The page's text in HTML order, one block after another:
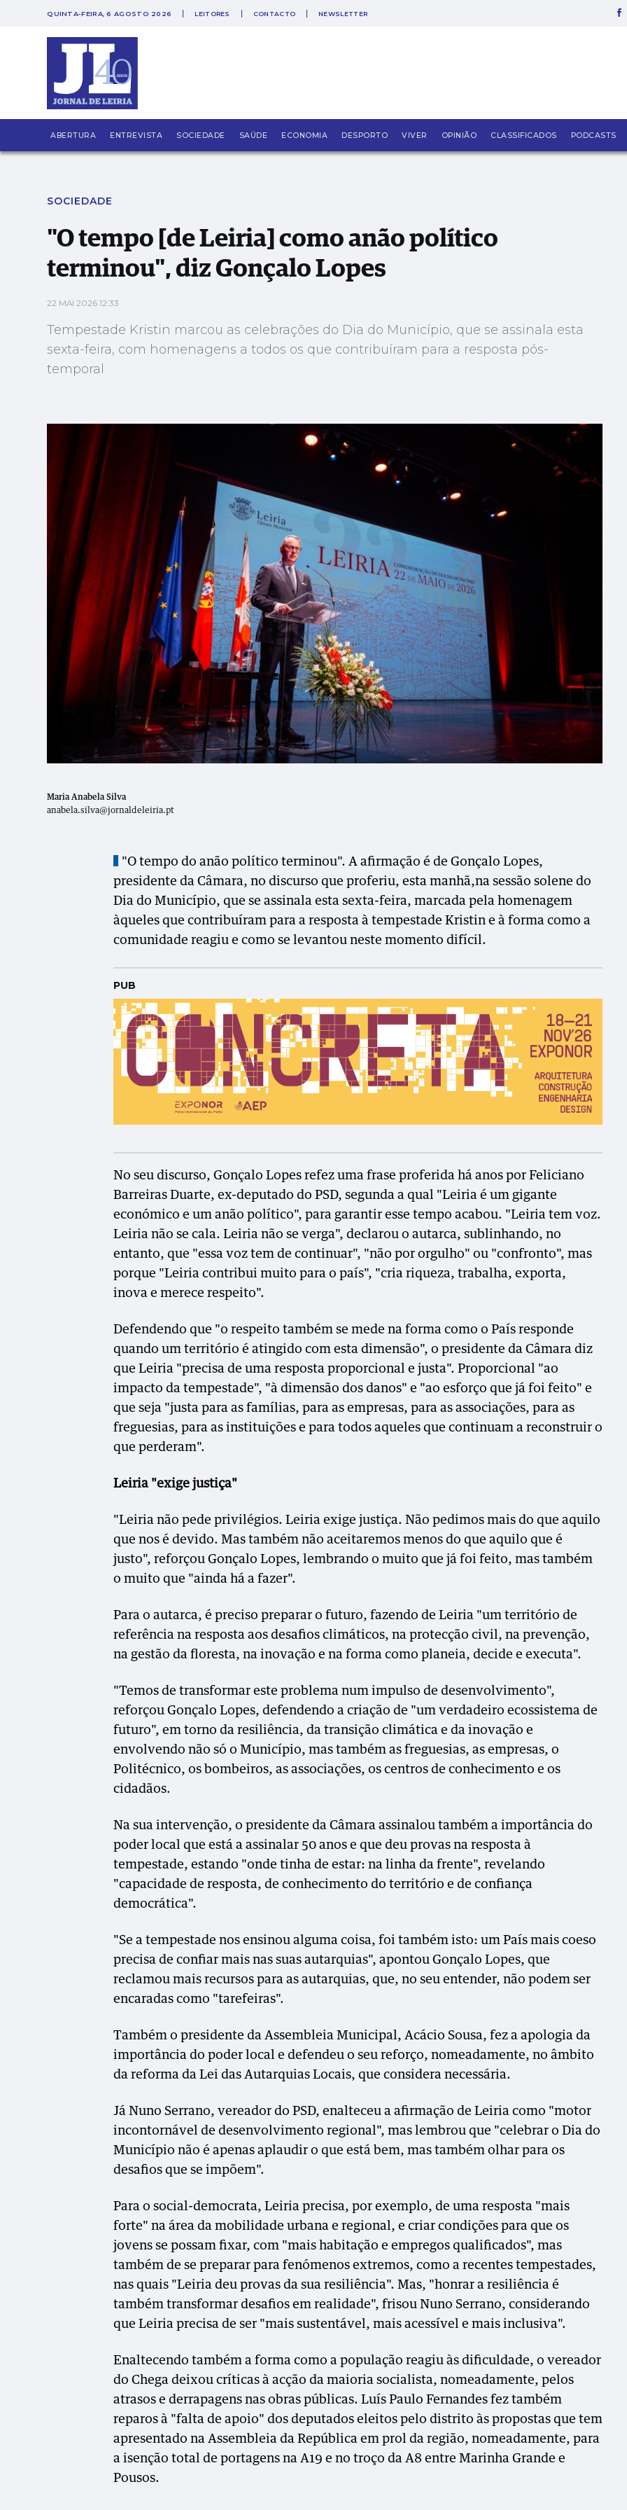
QUINTA-FEIRA, 6 AGOSTO 2026 LEITORES CONTACTO NEWSLETTER
ABERTURA ENTREVISTA SOCIEDADE SAÚDE ECONOMIA DESPORTO VIVER OPINIÃO CLASSIFICADOS PODCASTS
"O tempo [de Leiria] como anão político terminou", diz Gonçalo Lopes
SOCIEDADE
"O tempo [de Leiria] como anão político
terminou", diz Gonçalo Lopes
22 MAI 2026 12:33
Tempestade Kristin marcou as celebrações do Dia do Município, que se assinala esta
sexta-feira, com homenagens a todos os que contribuíram para a resposta pós-
temporal
Maria Anabela Silva
anabela.silva@jornaldeleiria.pt
"O tempo do anão político terminou". A afirmação é de Gonçalo Lopes,
presidente da Câmara, no discurso que proferiu, esta manhã,na sessão solene do
Dia do Município, que se assinala esta sexta-feira, marcada pela homenagem
àqueles que contribuíram para a resposta à tempestade Kristin e à forma como a
comunidade reagiu e como se levantou neste momento difícil.
PUB
No seu discurso, Gonçalo Lopes refez uma frase proferida há anos por Feliciano
Barreiras Duarte, ex-deputado do PSD, segunda a qual "Leiria é um gigante
económico e um anão político", para garantir esse tempo acabou. "Leiria tem voz.
Leiria não se cala. Leiria não se verga", declarou o autarca, sublinhando, no
entanto, que "essa voz tem de continuar", "não por orgulho" ou "confronto", mas
porque "Leiria contribui muito para o país", "cria riqueza, trabalha, exporta,
inova e merece respeito".
Defendendo que "o respeito também se mede na forma como o País responde
quando um território é atingido com esta dimensão", o presidente da Câmara diz
que Leiria "precisa de uma resposta proporcional e justa". Proporcional "ao
impacto da tempestade", "à dimensão dos danos" e "ao esforço que já foi feito" e
que seja "justa para as famílias, para as empresas, para as associações, para as
freguesias, para as instituições e para todos aqueles que continuam a reconstruir o
que perderam".
Leiria "exige justiça"
"Leiria não pede privilégios. Leiria exige justiça. Não pedimos mais do que aquilo
que nos é devido. Mas também não aceitaremos menos do que aquilo que é
justo", reforçou Gonçalo Lopes, lembrando o muito que já foi feito, mas também
o muito que "ainda há a fazer".
Para o autarca, é preciso preparar o futuro, fazendo de Leiria "um território de
referência na resposta aos desafios climáticos, na protecção civil, na prevenção,
na gestão da floresta, na inovação e na forma como planeia, decide e executa".
"Temos de transformar este problema num impulso de desenvolvimento",
reforçou Gonçalo Lopes, defendendo a criação de "um verdadeiro ecossistema de
futuro", em torno da resiliência, da transição climática e da inovação e
envolvendo não só o Município, mas também as freguesias, as empresas, o
Politécnico, os bombeiros, as associações, os centros de conhecimento e os
cidadãos.
Na sua intervenção, o presidente da Câmara assinalou também a importância do
poder local que está a assinalar 50 anos e que deu provas na resposta à
tempestade, estando "onde tinha de estar: na linha da frente", revelando
"capacidade de resposta, de conhecimento do território e de confiança
democrática".
"Se a tempestade nos ensinou alguma coisa, foi também isto: um País mais coeso
precisa de confiar mais nas suas autarquias", apontou Gonçalo Lopes, que
reclamou mais recursos para as autarquias, que, no seu entender, não podem ser
encaradas como "tarefeiras".
Também o presidente da Assembleia Municipal, Acácio Sousa, fez a apologia da
importância do poder local e defendeu o seu reforço, nomeadamente, no âmbito
da reforma da Lei das Autarquias Locais, que considera necessária.
Já Nuno Serrano, vereador do PSD, enalteceu a afirmação de Leiria como "motor
incontornável de desenvolvimento regional", mas lembrou que "celebrar o Dia do
Município não é apenas aplaudir o que está bem, mas também olhar para os
desafios que se impõem".
Para o social-democrata, Leiria precisa, por exemplo, de uma resposta "mais
forte" na área da mobilidade urbana e regional, e criar condições para que os
jovens se possam fixar, com "mais habitação e empregos qualificados", mas
também de se preparar para fenómenos extremos, como a recentes tempestades,
nas quais "Leiria deu provas da sua resiliência". Mas, "honrar a resiliência é
também transformar desafios em realidade", frisou Nuno Serrano, considerando
que Leiria precisa de ser "mais sustentável, mais acessível e mais inclusiva".
Enaltecendo também a forma como a população reagiu às dificuldade, o vereador
do Chega deixou críticas à acção da maioria socialista, nomeadamente, pelos
atrasos e derrapagens nas obras públicas. Luís Paulo Fernandes fez também
reparos à "falta de apoio" dos deputados eleitos pelo distrito às propostas que tem
apresentado na Assembleia da República em prol da região, nomeadamente, para
a isenção total de portagens na A19 e no troço da A8 entre Marinha Grande e
Pousos.